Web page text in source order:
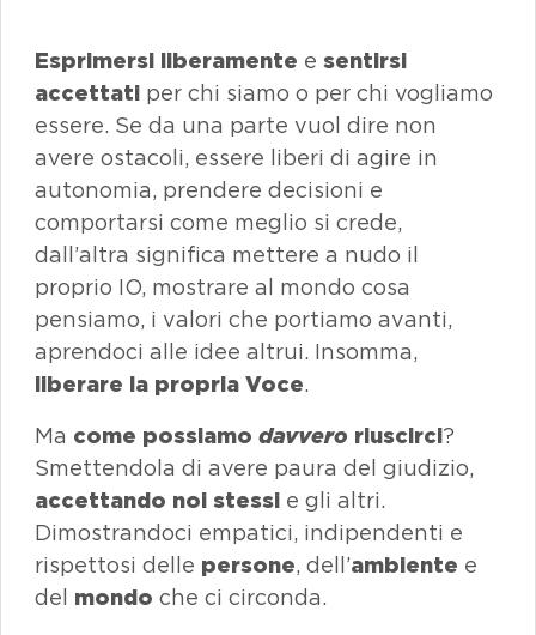
Esprimersi liberamente e sentirsi
accettati per chi siamo o per chi vogliamo
essere. Se da una parte vuol dire non
avere ostacoli, essere liberi di agire in
autonomia, prendere decisioni e
comportarsi come meglio si crede,
dall’altra significa mettere a nudo il
proprio IO, mostrare al mondo cosa
pensiamo, i valori che portiamo avanti,
aprendoci alle idee altrui. Insomma,
liberare la propria Voce.
Ma come possiamo davvero riuscirci?
Smettendola di avere paura del giudizio,
accettando noi stessi e gli altri.
Dimostrandoci empatici, indipendenti e
rispettosi delle persone, dell’ambiente e
del mondo che ci circonda.